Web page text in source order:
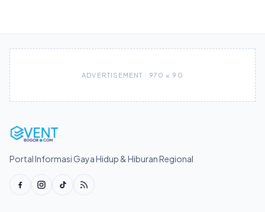
ADVERTISEMENT · 970 × 90
Portal Informasi Gaya Hidup & Hiburan Regional